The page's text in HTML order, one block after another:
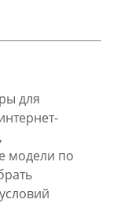
для
модели по